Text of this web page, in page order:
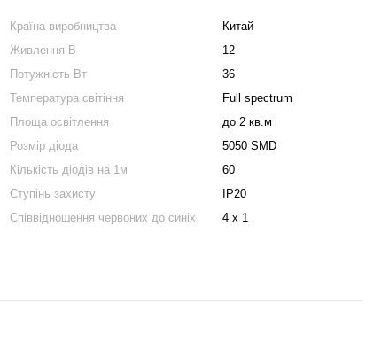
Країна виробництва
Китай
Живлення В
12
Потужність Вт
36
Температура світіння
Full spectrum
Площа освітлення
до 2 кв.м
Розмір діода
5050 SMD
Кількість діодів на 1м
60
Ступінь захисту
IP20
Співвідношення червоних до синіх
4 х 1